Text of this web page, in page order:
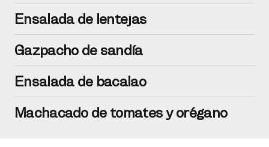
Ensalada de lentejas
Gazpacho de sandía
Ensalada de bacalao
Machacado de tomates y orégano